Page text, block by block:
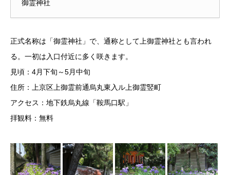
御霊神社
正式名称は「御霊神社」で、通称として上御霊神社とも言われ
る。一初は入口付近に多く咲きます。
見頃：4月下旬～5月中旬
住所：上京区上御霊前通烏丸東入ル上御霊竪町
アクセス：地下鉄烏丸線「鞍馬口駅」
拝観料：無料